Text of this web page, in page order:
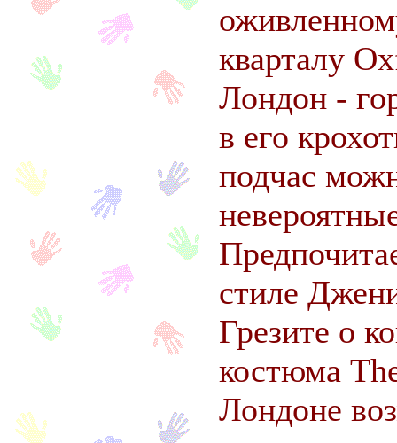
кварталу
Лондон -
в его
подчас
стиле
Грезите о
костюма
Лондоне